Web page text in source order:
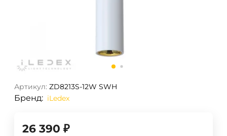
Артикул: ZD8213S-12W SWH
Бренд: iLedex
26 390 ₽